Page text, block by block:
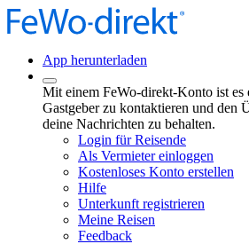
App herunterladen
Mit einem FeWo-direkt-Konto ist es
Gastgeber zu kontaktieren und den
deine Nachrichten zu behalten.
Login für Reisende
Als Vermieter einloggen
Kostenloses Konto erstellen
Hilfe
Unterkunft registrieren
Meine Reisen
Feedback